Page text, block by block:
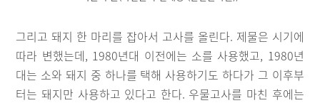
그리고 돼지 한 마리를 잡아서 고사를 올린다. 제물은 시기에
따라 변했는데, 1980년대 이전에는 소를 사용했고, 1980년
대는 소와 돼지 중 하나를 택해 사용하기도 하다가 그 이후부
터는 돼지만 사용하고 있다고 한다. 우물고사를 마친 후에는